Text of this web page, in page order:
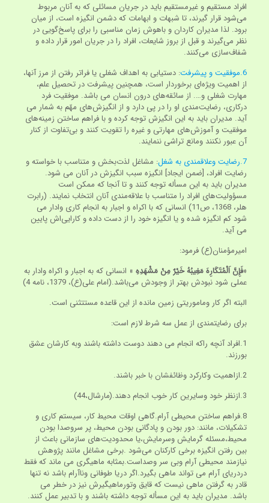
افراد مستقیم و غیرمستقیم باید در جریان مسائلی که به آنان مربوط
می‌شود قرار گیرند، تا شبهات و ابهامات که دشمن انگیزه است، از میان
برود. لذا مدیران کاردان و باهوش زمان مناسبی را برای پاسخ‌گویی در
نظر می‌گیرند و قبل از بروز شایعات، افراد را در جریان امور قرار داده و
شفاف‌سازی می‌کنند.
6.موفقیت و پیشرفت
: دستیابی به اهداف شغلی یا فراتر رفتن از مرز آنها،
از اهمیت ویژه‌ای برخوردار است، همچنین پیشرفت در تحصیل علم،
مهارت شغلی و…. از سائقه‌های درون انسان می باشد. موفقیت فرد
درکاری، رضایت‌مندی او را در پی دارد و از انگیزش‌های مهّم به شمار می
آید. مدیران باید به این انگیزش توجه کرده و با فراهم ساختن زمینه‌های
موفقیت و آموزش‌های مهارتی و غیره را تقویت کنند و بی‌تفاوت از کنار
آن عبور نکنند ومانع تراشی ننمایند.
7.رضایت وعلاقمندی به شغل
: مشاغل لذت‌بخش و متناسب با خواسته و
رضایت افراد، [ضمن ایجاد] انگیزه سبب انگیزش در آنان می شود.
مدیران باید به این مسأله توجه کنند و تا آنجا که ممکن است
مسؤولیت‌های افراد را متناسب با علاقه‌مندی آنان انتخاب نمایند. (رابرت
هلر، 1368، ص11) انسانی که با اکراه و اجبار به انجام کاری وادار می
شود کم انگیزه شده و یا انگیزه خود را از دست داده و کارایی‌اش پایین
می آید.
امیرمؤمنان(ع) فرمود:
«فَإِنَّ اَلْمُتَكَارِهَ مَغِيبُهُ خَيْرٌ مِنْ مَشْهَدِهِ» انسانی که به اجبار و اکراه وادار به
عملی شود نبودش بهتر از وجودش می‌باشد.(امام علی(ع)، 1379، نامه 4)
البته اگر کار وماموریتی زمین مانده از این قاعده مستتثنی است.
برای رضایتمندی از عمل سه شرط لازم است:
1.افراد آنچه راکه انجام می دهند دوست داشته باشند وبه کارشان عشق
بورزند.
2.ازاهمیت وکارکرد وظائفشان با خبر باشند.
3.ازنظر خود وسایرین کار خوب انجام دهند.(مارشال،44)
8.فراهم ساختن محیطی آرام.گاهی اوقات محیط کار، سیستم کاری و
تشکیلات، مانند: دور بودن و پادگانی بودن محیط، پر سروصدا بودن
محیط،مسئله گرمایش وسرمایش،یا محدودیت‌های سازمانی باعث از
بین رفتن انگیزه برخی کارکنان می‌شود .برخی مشاغل مانند پژوهش
نیازمند محیطی آرام وبی سر وصداست.بمثابه ماهیگری می ماند که فقط
دردریای آرام می تواند ماهی بگیرد.اگر دریا طوفانی وناآرام باشد نه تنها
قادر به گرفتن ماهی نیست که قایق وتورماهیگیرش نیز در خطر می
باشد. مدیران باید به این مسأله توجه داشته باشند و با تدبیر عمل کنند.